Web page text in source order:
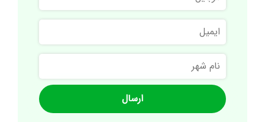
ایمیل
نام
شهر